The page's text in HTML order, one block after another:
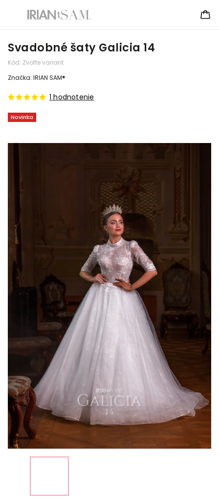
Svadobné šaty Galicia 14
Kód: Zvoľte variant
Novinka
1 hodnotenie
Značka: IRIAN SAM®